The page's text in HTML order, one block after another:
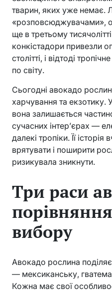
тварин, яких уже немає.
«розповсюджувачами»,
ще в третьому
конкістадори привезли
столітті, і відтоді
по світу.
Сьогодні авокадо
харчування та екзотику.
вона залишається
сучасних інтер’єрах —
далекі тропіки. Її
врятувати і поширити
ризикувала зникнути.
Три раси
вибору
Авокадо рослина
— мексиканську,
Кожна має свої